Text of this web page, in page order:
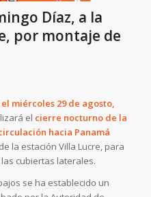
Díaz, a la
por montaje de
miércoles 29 de agosto,
el cierre nocturno de la
hacia Panamá
la estación Villa Lucre, para
cubiertas laterales.
se ha establecido un